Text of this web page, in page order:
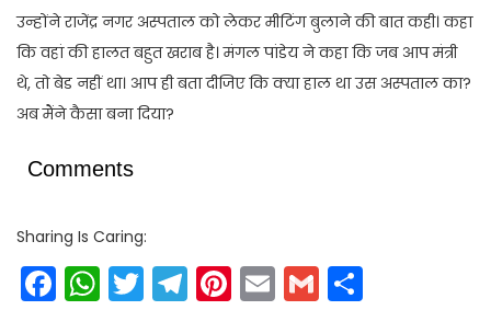
उन्होंने राजेंद्र नगर अस्पताल को लेकर मीटिंग बुलाने की बात कही। कहा
कि वहां की हालत बहुत खराब है। मंगल पांडेय ने कहा कि जब आप मंत्री
थे, तो बेड नहीं था। आप ही बता दीजिए कि क्या हाल था उस अस्पताल का?
अब मैंने कैसा बना दिया?
Comments
Sharing Is Caring:
Facebook
WhatsApp
Twitter
Telegram
Pinterest
EmailGmail